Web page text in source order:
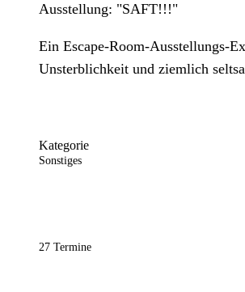
Ausstellung: "SAFT!!!"
Ein Escape-Room-Ausstellungs-
Unsterblichkeit und ziemlich
Kategorie
Sonstiges
27 Termine